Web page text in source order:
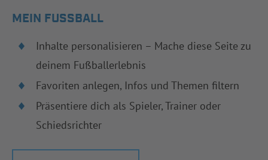
MEIN FUSSBALL
Inhalte personalisieren – Mache diese Seite zu
deinem Fußballerlebnis
Favoriten anlegen, Infos und Themen filtern
Präsentiere dich als Spieler, Trainer oder
Schiedsrichter